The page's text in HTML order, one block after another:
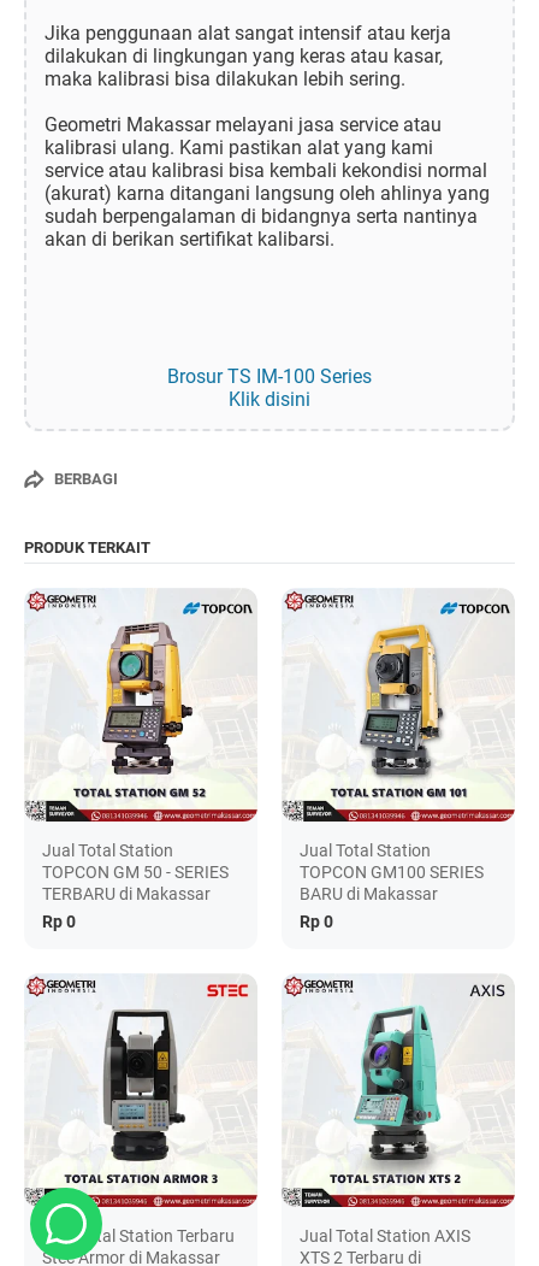
Jika penggunaan alat sangat intensif atau kerja
dilakukan di lingkungan yang keras atau kasar,
maka kalibrasi bisa dilakukan lebih sering.
Geometri Makassar melayani jasa service atau
kalibrasi ulang. Kami pastikan alat yang kami
service atau kalibrasi bisa kembali kekondisi normal
(akurat) karna ditangani langsung oleh ahlinya yang
sudah berpengalaman di bidangnya serta nantinya
akan di berikan sertifikat kalibarsi.
Brosur TS IM-100 Series
Klik disini
BERBAGI
PRODUK TERKAIT
Jual Total Station
TOPCON GM 50 - SERIES
TERBARU di Makassar
Rp 0
Jual Total Station
TOPCON GM100 SERIES
BARU di Makassar
Rp 0
Jual Total Station Terbaru
Stec Armor di Makassar
Jual Total Station AXIS
XTS 2 Terbaru di